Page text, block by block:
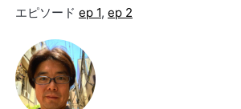
エピソード ep 1, ep 2